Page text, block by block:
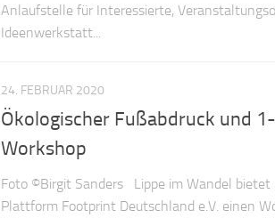
Anlaufstelle für Interessierte,
Ideenwerkstatt...
24. FEBRUAR 2020
Ökologischer Fußabdruck und
Workshop
Foto ©Birgit Sanders Lippe im Wandel bietet
Plattform Footprint Deutschland e.V. einen